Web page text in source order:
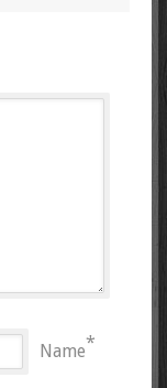
Name*